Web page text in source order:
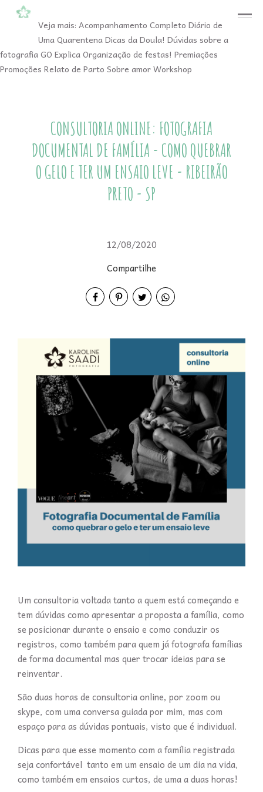
menu
Veja mais: Acompanhamento Completo Diário de
Uma QuarentenaDicas da Doula! Dúvidas sobre a
fotografiaGO ExplicaOrganização de festas! Premiações
Promoções Relato de Parto Sobre amorWorkshop
CONSULTORIA ONLINE: FOTOGRAFIA
DOCUMENTAL DE FAMÍLIA - COMO QUEBRAR
O GELO E TER UM ENSAIO LEVE - RIBEIRÃO
PRETO - SP
12/08/2020
Compartilhe
Um consultoria voltada tanto a quem está começando e
tem dúvidas como apresentar a proposta a família, como
se posicionar durante o ensaio e como conduzir os
registros, como também para quem já fotografa famílias
de forma documental mas quer trocar ideias para se
reinventar.
São duas horas de consultoria online, por zoom ou
skype, com uma conversa guiada por mim, mas com
espaço para as dúvidas pontuais, visto que é individual.
Dicas para que esse momento com a família registrada
seja confortável tanto em um ensaio de um dia na vida,
como também em ensaios curtos, de uma a duas horas!